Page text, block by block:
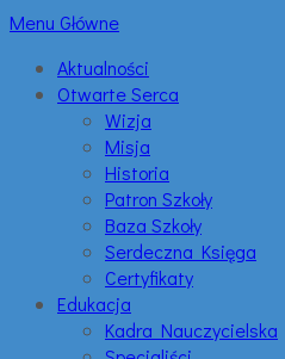
Menu Główne
Aktualności
Otwarte Serca
Wizja
Misja
Historia
Patron Szkoły
Baza Szkoły
Serdeczna Księga
Certyfikaty
Edukacja
Kadra Nauczycielska